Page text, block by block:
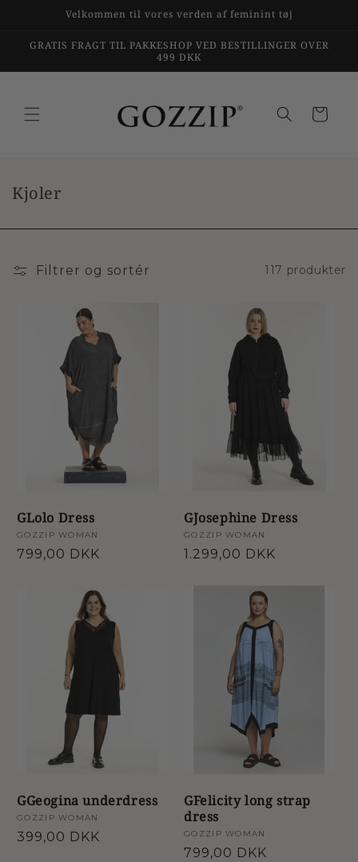
Velkommen til vores verden af feminint tøj
GRATIS FRAGT TIL PAKKESHOP VED BESTILLINGER OVER
499 DKK
Indkøbskurv
K
l
e
k
Kjoler
Filtrer og sortér 117 produkter
GLolo Dress
Forhandler:
GOZZIP WOMAN
Normalpris
799,00 DKK
GJosephine Dress
Forhandler:
GOZZIP WOMAN
Normalpris
1.299,00 DKK
GGeogina underdress
Forhandler:
GOZZIP WOMAN
Normalpris
399,00 DKK
GFelicity long strap
dress
Forhandler:
GOZZIP WOMAN
Normalpris
799,00 DKK